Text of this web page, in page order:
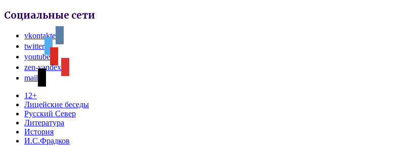
Социальные сети
vkontakte
twitter
youtube
zen-yandex
mail
12+
Лицейские беседы
Русский Север
Литература
История
И.С.Фрадков